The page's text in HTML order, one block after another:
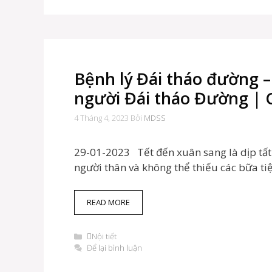
Bệnh lý Đái tháo đường
người Đái tháo Đường |
4 Tháng 4, 2023 Bởi MDSS
29-01-2023 Tết đến xuân sang là dịp
người thân và không thể thiếu các bữa
READ MORE
LÝ
ĐƯỜNG
Danh
mục
Nội tiết
Để lại bình luận